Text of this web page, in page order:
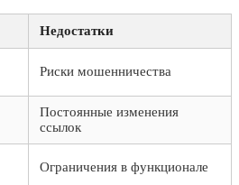
Недостатки
Риски мошенничества
Постоянные изменения
ссылок
Ограничения в функционале